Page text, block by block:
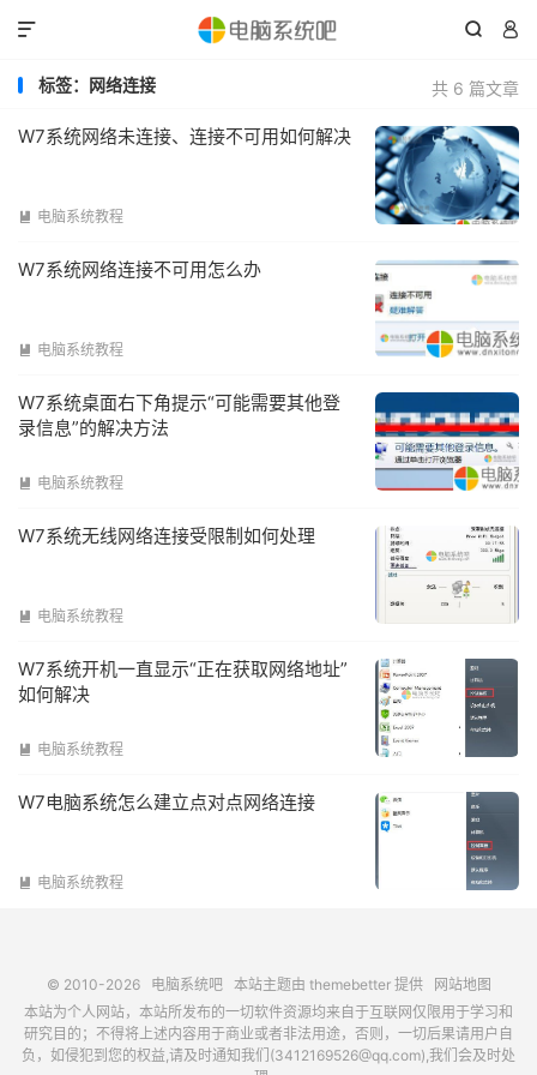
 

共 6 篇文章
标签：网络连接
W7系统网络未连接、连接不可用如何解决
 电脑系统教程
W7系统网络连接不可用怎么办
 电脑系统教程
W7系统桌面右下角提示“可能需要其他登
录信息”的解决方法
 电脑系统教程
W7系统无线网络连接受限制如何处理
 电脑系统教程
W7系统开机一直显示“正在获取网络地址”
如何解决
 电脑系统教程
W7电脑系统怎么建立点对点网络连接
 电脑系统教程
© 2010-2026 电脑系统吧本站主题由 themebetter提供
网站地图
本站为个人网站，本站所发布的一切软件资源均来自于互联网仅限用于学习和
研究目的；不得将上述内容用于商业或者非法用途，否则，一切后果请用户自
负，如侵犯到您的权益,请及时通知我们(3412169526@qq.com),我们会及时处